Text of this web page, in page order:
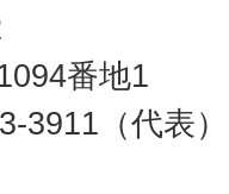
番地1
3911（代表